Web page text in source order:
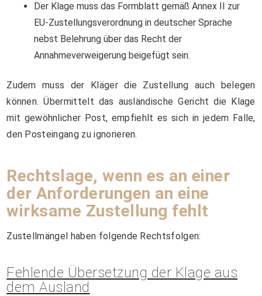
Der Klage muss das Formblatt gemäß Annex II zur
EU-Zustellungsverordnung in deutscher Sprache
nebst Belehrung über das Recht der
Annahmeverweigerung beigefügt sein.
Zudem muss der Kläger die Zustellung auch belegen
können. Übermittelt das ausländische Gericht die Klage
mit gewöhnlicher Post, empfiehlt es sich in jedem Falle,
den Posteingang zu ignorieren.
Rechtslage, wenn es an einer
der Anforderungen an eine
wirksame Zustellung fehlt
Zustellmängel haben folgende Rechtsfolgen:
Fehlende Übersetzung der Klage aus
dem Ausland